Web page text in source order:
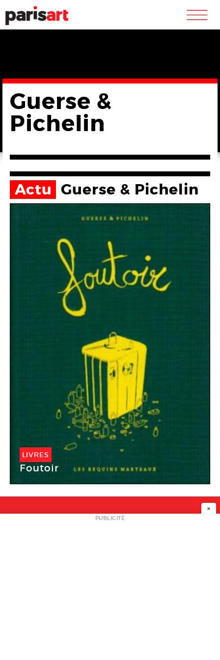
m
Guerse &
Pichelin
Actu Guerse & Pichelin
LIVRES
Foutoir
NEWSLETTER
×
PUBLICITÉ